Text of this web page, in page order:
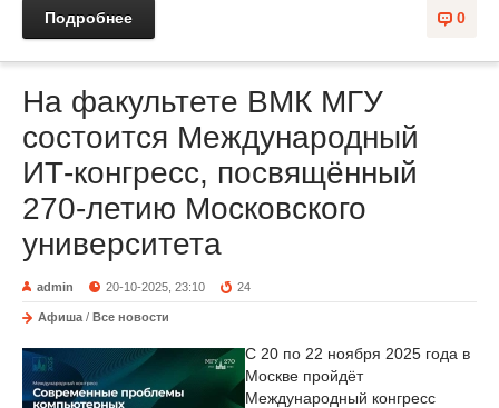
0
Подробнее
На факультете ВМК МГУ
состоится Международный
ИТ-конгресс, посвящённый
270-летию Московского
университета
admin 20-10-2025, 23:10 24
Афиша / Все новости
С 20 по 22 ноября 2025 года в
Москве пройдёт
Международный конгресс